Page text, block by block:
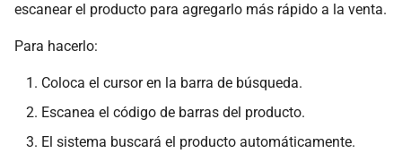
escanear el producto para agregarlo más rápido a la venta.
Para hacerlo:
Coloca el cursor en la barra de búsqueda.
Escanea el código de barras del producto.
El sistema buscará el producto automáticamente.